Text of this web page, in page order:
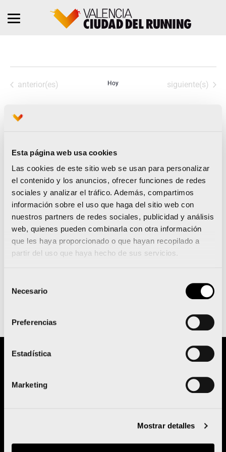
Esta página web usa cookies
Las cookies de este sitio web se usan para personalizar
el contenido y los anuncios, ofrecer funciones de redes
sociales y analizar el tráfico. Además, compartimos
información sobre el uso que haga del sitio web con
nuestros partners de redes sociales, publicidad y análisis
web, quienes pueden combinarla con otra información
que les haya proporcionado o que hayan recopilado a
partir del uso que haya hecho de sus servicios.
Necesario
Preferencias
Estadística
Marketing
Mostrar detalles
Eventos
anterior(es) Hoy Eventos
siguiente(s)